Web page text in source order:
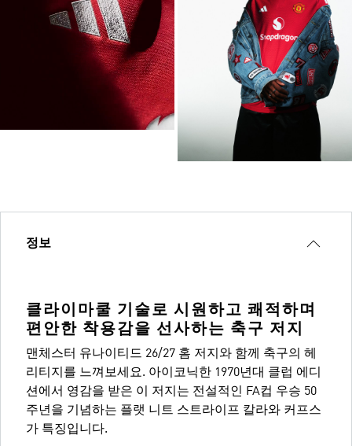
정보
클라이마쿨 기술로 시원하고 쾌적하며
편안한 착용감을 선사하는 축구 저지
맨체스터 유나이티드 26/27 홈 저지와 함께 축구의 헤
리티지를 느껴보세요. 아이코닉한 1970년대 클럽 에디
션에서 영감을 받은 이 저지는 전설적인 FA컵 우승 50
주년을 기념하는 플랫 니트 스트라이프 칼라와 커프스
가 특징입니다.